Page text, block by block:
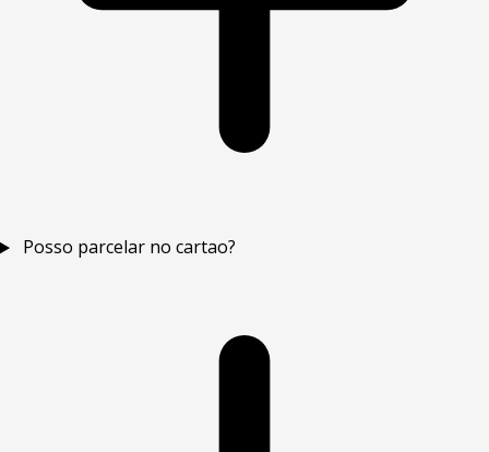
Posso parcelar no cartao?